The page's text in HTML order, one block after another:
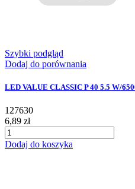
Szybki podgląd
Dodaj do porównania
LED VALUE CLASSIC P 40 5.5 W/
127630
6,89 zł
Dodaj do koszyka